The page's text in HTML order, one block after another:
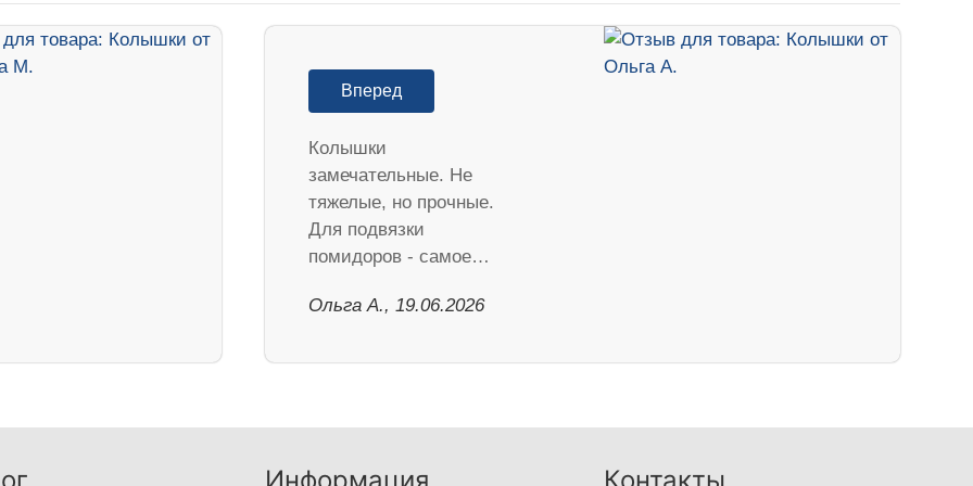
Вперед
Колышки
замечательные. Не
тяжелые, но прочные.
Для подвязки
помидоров - самое…
Ольга А., 19.06.2026
Информация Контакты